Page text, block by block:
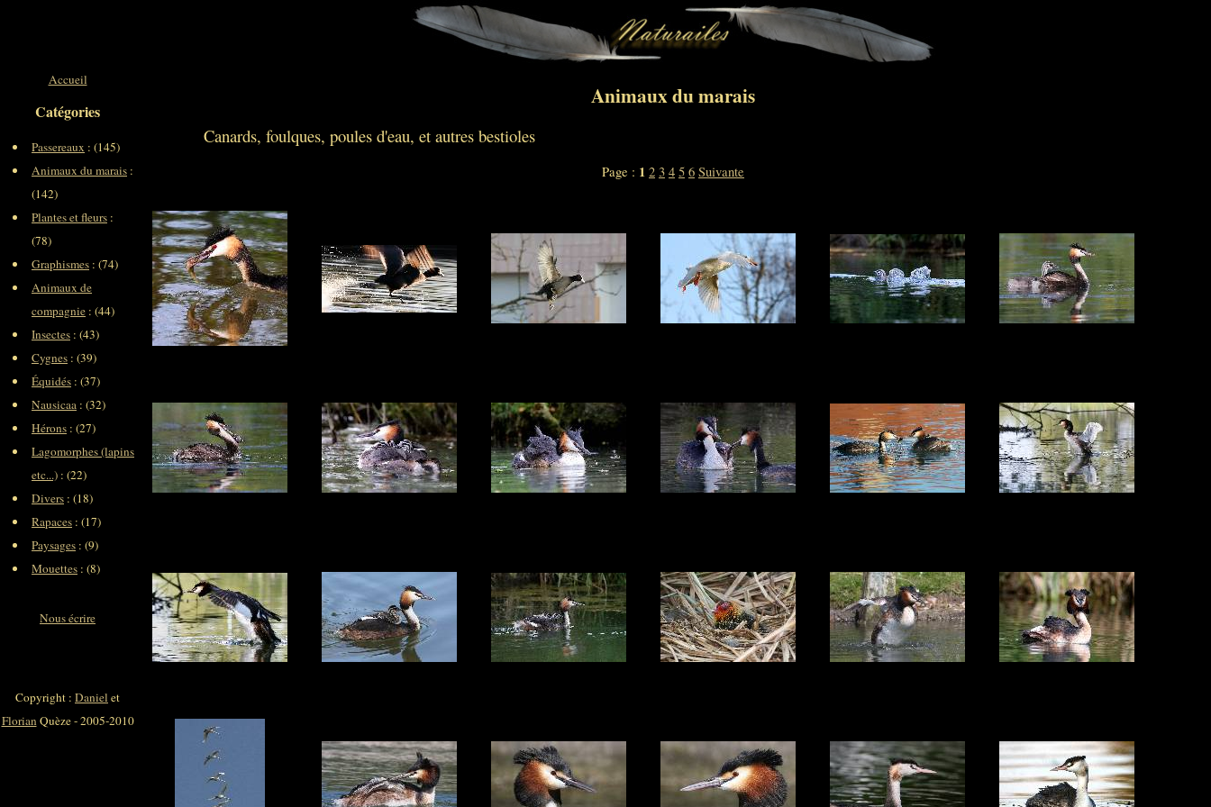
Animaux du marais
Canards, foulques, poules d'eau, et autres bestioles
Page : 1 2 3 4 5 6 Suivante
Accueil
Catégories
Passereaux : (145)
Animaux du marais :
(142)
Plantes et fleurs :
(78)
Graphismes : (74)
Animaux de
compagnie : (44)
Insectes : (43)
Cygnes : (39)
Équidés : (37)
Nausicaa : (32)
Hérons : (27)
Lagomorphes (lapins
etc...) : (22)
Divers : (18)
Rapaces : (17)
Paysages : (9)
Mouettes : (8)
Nous écrire
Copyright : Daniel et
FlorianQuèze - 2005-2010